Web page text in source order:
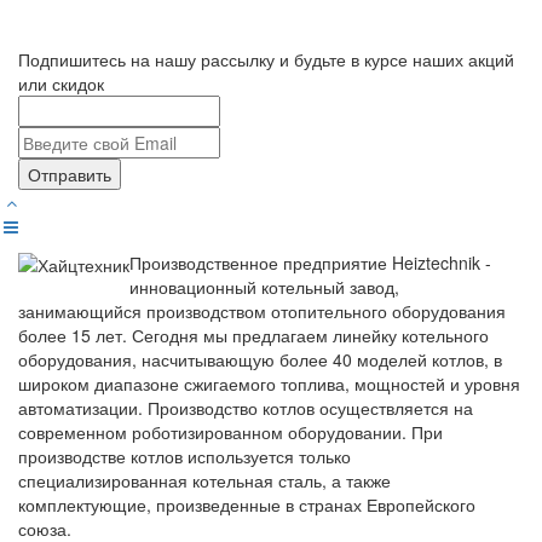
Подпишитесь на нашу рассылку и будьте в курсе наших акций
или скидок
Отправить
Производственное предприятие Heiztechnik -
инновационный котельный завод,
занимающийся производством отопительного оборудования
более 15 лет. Сегодня мы предлагаем линейку котельного
оборудования, насчитывающую более 40 моделей котлов, в
широком диапазоне сжигаемого топлива, мощностей и уровня
автоматизации. Производство котлов осуществляется на
современном роботизированном оборудовании. При
производстве котлов используется только
специализированная котельная сталь, а также
комплектующие, произведенные в странах Европейского
союза.